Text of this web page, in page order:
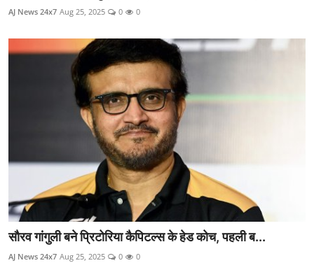
AJ News 24x7 Aug 25, 2025 0 0
सौरव गांगुली बने प्रिटोरिया कैपिटल्स के हेड कोच, पहली ब...
AJ News 24x7 Aug 25, 2025 0 0